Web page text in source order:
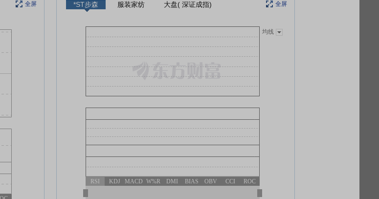
全屏 *ST步森 服装家纺 大盘( 深证成指) 全屏
均线
RSI KDJ MACD W%R DMI BIAS OBV CCI ROC